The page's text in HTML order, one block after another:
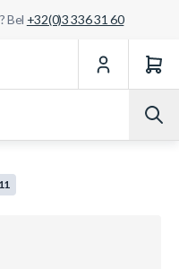
Bel +32(0)3 336 31 60
11